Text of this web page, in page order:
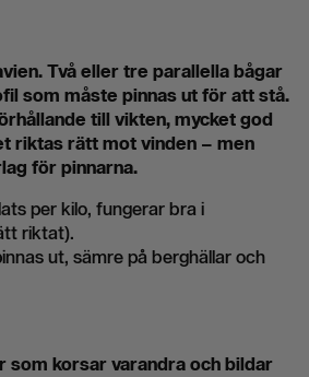
Två eller tre parallella bågar
som måste pinnas ut för att stå.
till vikten, mycket god
riktas rätt mot vinden – men
för pinnarna.
per kilo, fungerar bra i
riktat).
ut, sämre på berghällar och
som korsar varandra och bildar